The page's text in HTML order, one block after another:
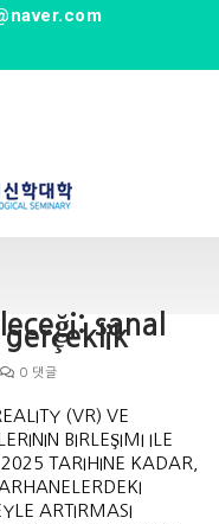
sanal
gerçeklik
0 댓글
(VR) VE
BIRLEŞIMI ILE
TARIHINE KADAR,
ARTIRMASI